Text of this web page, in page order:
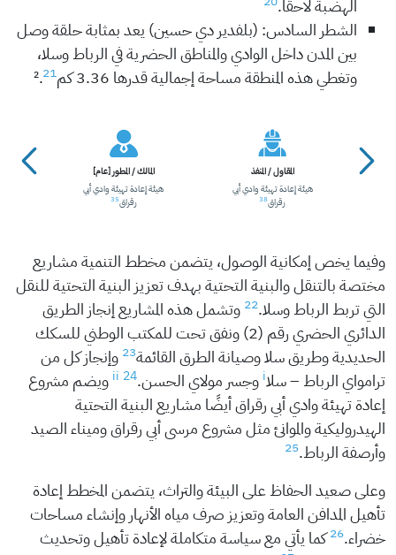
الهضبة لاحقًا.
الشطر السادس: (بلفدير دي حسين) يعد بمثابة حلقة وصل
بين المدن داخل الوادي والمناطق الحضرية في الرباط وسلا،
وتغطي هذه المنطقة مساحة إجمالية قدرها 3.36 كم².
21
المالك / المطور [عام]
هيئة إعادة تهيئة وادي أبي
رقراق35
المقاول / المنفذ
هيئة إعادة تهيئة وادي أبي
رقراق38
وفيما يخص إمكانية الوصول، يتضمن مخطط التنمية مشاريع
مختصة بالتنقل والبنية التحتية بهدف تعزيز البنية التحتية للنقل
التي تربط الرباط وسلا.22 وتشمل هذه المشاريع إنجاز الطريق
الدائري الحضري رقم (2) ونفق تحت للمكتب الوطني للسكك
الحديدية وطريق سلا وصيانة الطرق القائمة23 وإنجاز كل من
ترامواي الرباط – سلاi وجسر مولاي الحسن. ii 24
ويضم مشروع
إعادة تهيئة وادي أبي رقراق أيضًا مشاريع البنية التحتية
الهيدروليكية والموانئ مثل مشروع مرسى أبي رقراق وميناء الصيد
وأرصفة الرباط.25
وعلى صعيد الحفاظ على البيئة والتراث، يتضمن المخطط إعادة
تأهيل المدافن العامة وتعزيز صرف مياه الأنهار وإنشاء مساحات
خضراء.26كما يأتي مع سياسة متكاملة لإعادة تأهيل وتحديث